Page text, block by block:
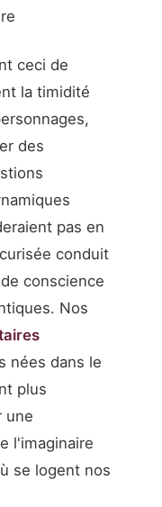
ceci de
la timidité
des
pas en
conduit
conscience
Nos
nées dans le
plus
une
l'imaginaire
se logent nos